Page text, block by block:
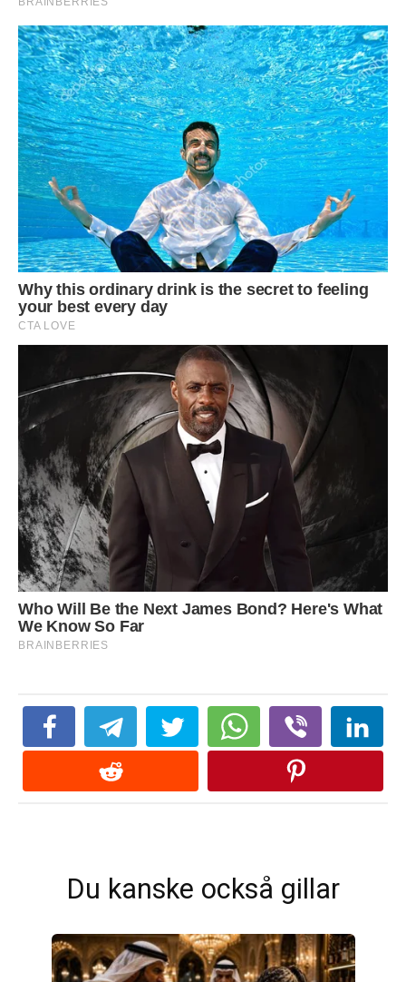
Du kanske också gillar